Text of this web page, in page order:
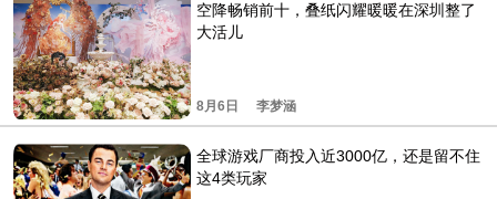
空降畅销前十，叠纸闪耀暖暖在深圳整了
大活儿
8月6日 李梦涵
全球游戏厂商投入近3000亿，还是留不住
这4类玩家